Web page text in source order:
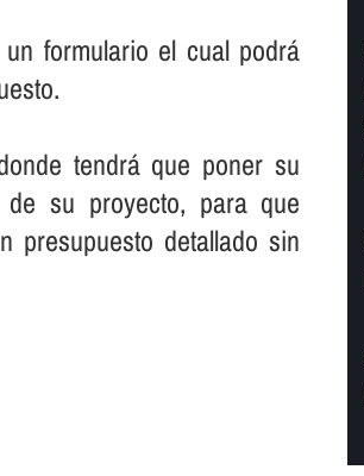
formulario el cual podrá
tendrá que poner su
su proyecto, para que
presupuesto detallado sin